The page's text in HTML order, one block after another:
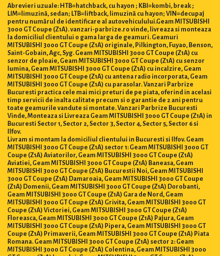
Abrevieri uzuale: HTB=hatchback, cu hayon ; KBI=kombi, break ;
LIM=limuzină, sedan; LTB=liftback, limuzină cu hayon; VIN=decupaj
pentru numărul de identificare al autovehiculului.Geam MITSUBISHI
3000 GT Coupe (Z1A). vanzari-parbrize.ro vinde, livreaza si monteaza
la domiciliul clientului o gama larga de geamuri. Geamuri
MITSUBISHI 3000 GT Coupe (Z1A) originale, Pilkington, Fuyao, Benson,
Saint-Gobain, Agc, Syg. Geam MITSUBISHI 3000 GT Coupe (Z1A) cu
senzor de ploaie, Geam MITSUBISHI 3000 GT Coupe (Z1A) cu senzor
lumina, Geam MITSUBISHI 3000 GT Coupe (Z1A) cu incalzire, Geam
MITSUBISHI 3000 GT Coupe (Z1A) cu antena radio incorporata, Geam
MITSUBISHI 3000 GT Coupe (Z1A) cu parasolar. Vanzari Parbrize
Bucuresti practica cele mai mici preturi de pe piata, oferind in acelasi
timp servicii de inalta calitate precum si o garantie de 2 ani pentru
toate geamurile vandute si montate. Vanzari Parbrize Bucuresti
Vinde, Monteaza si Livreaza Geam MITSUBISHI 3000 GT Coupe (Z1A) in
Bucuresti Sector 1, Sector 2, Sector 3, Sector 4, Sector 5, Sector 6 si
Ilfov.
Livram si montam la domiciliul clientului in Bucuresti si Ilfov. Geam
MITSUBISHI 3000 GT Coupe (Z1A) sector 1: Geam MITSUBISHI 3000 GT
Coupe (Z1A) Aviatorilor, Geam MITSUBISHI 3000 GT Coupe (Z1A)
Aviatiei, Geam MITSUBISHI 3000 GT Coupe (Z1A) Baneasa, Geam
MITSUBISHI 3000 GT Coupe (Z1A) Bucurestii Noi, Geam MITSUBISHI
3000 GT Coupe (Z1A) Damaroaia, Geam MITSUBISHI 3000 GT Coupe
(Z1A) Domenii, Geam MITSUBISHI 3000 GT Coupe (Z1A) Dorobanti,
Geam MITSUBISHI 3000 GT Coupe (Z1A) Gara de Nord, Geam
MITSUBISHI 3000 GT Coupe (Z1A) Grivita, Geam MITSUBISHI 3000 GT
Coupe (Z1A) Victoriei, Geam MITSUBISHI 3000 GT Coupe (Z1A)
Floreasca, Geam MITSUBISHI 3000 GT Coupe (Z1A) Pajura, Geam
MITSUBISHI 3000 GT Coupe (Z1A) Pipera, Geam MITSUBISHI 3000 GT
Coupe (Z1A) Primaverii, Geam MITSUBISHI 3000 GT Coupe (Z1A) Piata
Romana. Geam MITSUBISHI 3000 GT Coupe (Z1A) sector 2: Geam
MITSUBISHI 3000 GT Coupe (Z1A) Colentina, Geam MITSUBISHI 3000